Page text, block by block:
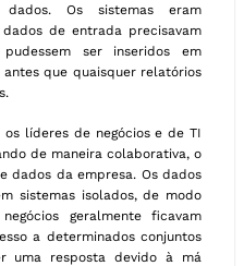
Os sistemas eram
de entrada precisavam
ser inseridos em
que quaisquer relatórios
líderes de negócios e de TI
de maneira colaborativa, o
dados da empresa. Os dados
sistemas isolados, de modo
geralmente ficavam
a determinados conjuntos
uma resposta devido à má